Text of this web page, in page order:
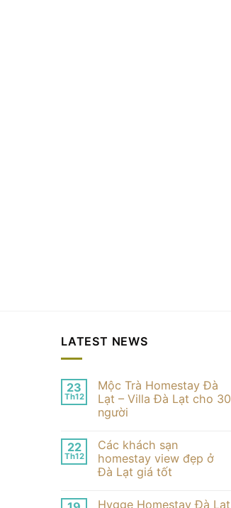
LATEST NEWS
23
Th12
Mộc Trà Homestay Đà
Lạt – Villa Đà Lạt cho 30
người
bình
luận
ở
Mộc
Đà
22
Th12
Các khách sạn
homestay view đẹp ở
Đà Lạt giá tốt
bình
Hygge Homestay Đà Lạt